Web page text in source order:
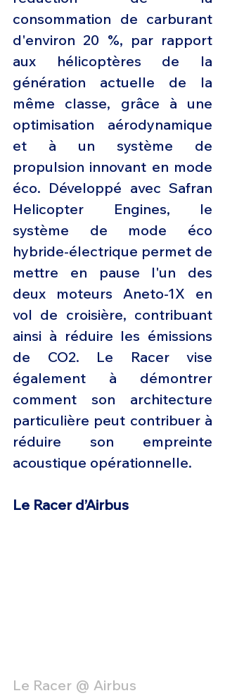
consommation de carburant
d'environ 20 %, par rapport
aux hélicoptères de la
génération actuelle de la
même classe, grâce à une
optimisation aérodynamique
et à un système de
propulsion innovant en mode
éco. Développé avec Safran
Helicopter Engines, le
système de mode éco
hybride-électrique permet de
mettre en pause l'un des
deux moteurs Aneto-1X en
vol de croisière, contribuant
ainsi à réduire les émissions
de CO2. Le Racer vise
également à démontrer
comment son architecture
particulière peut contribuer à
réduire son empreinte
acoustique opérationnelle.
Le Racer d’Airbus
Le Racer @ Airbus